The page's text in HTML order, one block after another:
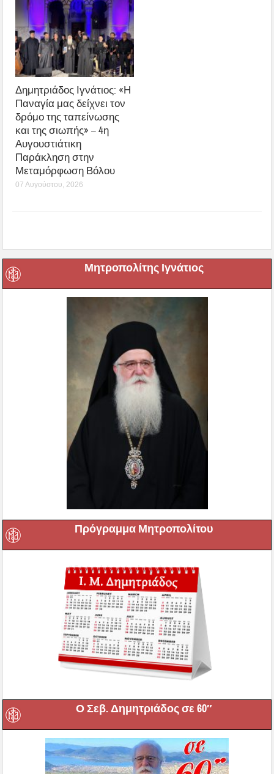
Δημητριάδος Ιγνάτιος: «Η
Παναγία μας δείχνει τον
δρόμο της ταπείνωσης
και της σιωπής» – 4η
Αυγουστιάτικη
Παράκληση στην
Μεταμόρφωση Βόλου
07 Αυγούστου, 2026
Μητροπολίτης Ιγνάτιος
Πρόγραμμα Μητροπολίτου
Ο Σεβ. Δημητριάδος σε 60″